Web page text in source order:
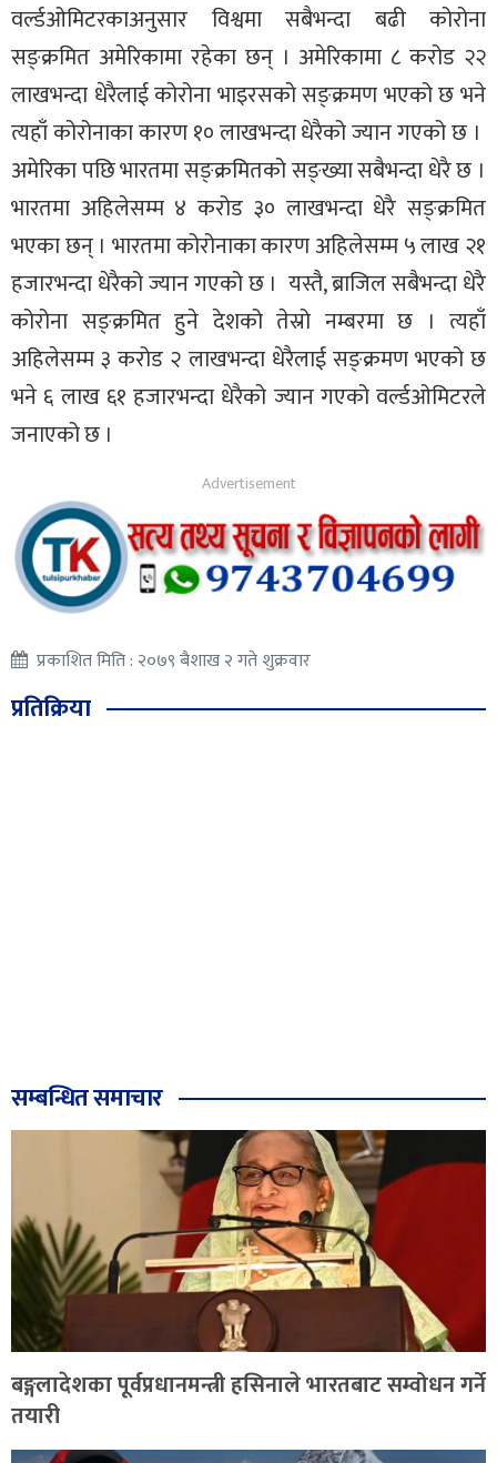
वर्ल्डओमिटरकाअनुसार विश्वमा सबैभन्दा बढी कोरोना
सङ्क्रमित अमेरिकामा रहेका छन् । अमेरिकामा ८ करोड २२
लाखभन्दा धेरैलाई कोरोना भाइरसको सङ्क्रमण भएको छ भने
त्यहाँ कोरोनाका कारण १० लाखभन्दा धेरैको ज्यान गएको छ ।
अमेरिका पछि भारतमा सङ्क्रमितको सङ्ख्या सबैभन्दा धेरै छ ।
भारतमा अहिलेसम्म ४ करोड ३० लाखभन्दा धेरै सङ्क्रमित
भएका छन् । भारतमा कोरोनाका कारण अहिलेसम्म ५ लाख २१
हजारभन्दा धेरैको ज्यान गएको छ । यस्तै, ब्राजिल सबैभन्दा धेरै
कोरोना सङ्क्रमित हुने देशको तेस्रो नम्बरमा छ । त्यहाँ
अहिलेसम्म ३ करोड २ लाखभन्दा धेरैलाई सङ्क्रमण भएको छ
भने ६ लाख ६१ हजारभन्दा धेरैको ज्यान गएको वर्ल्डओमिटरले
जनाएको छ ।
प्रकाशित मिति : २०७९ बैशाख २ गते शुक्रवार
प्रतिक्रिया
सम्बन्धित समाचार
बङ्गलादेशका पूर्वप्रधानमन्त्री हसिनाले भारतबाट सम्वोधन गर्ने
तयारी